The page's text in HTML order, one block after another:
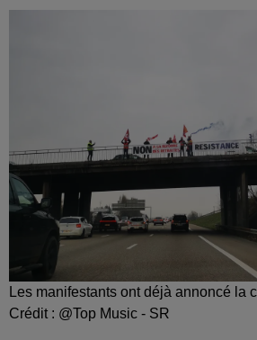
Les manifestants ont déjà annoncé la
Crédit : @Top Music - SR